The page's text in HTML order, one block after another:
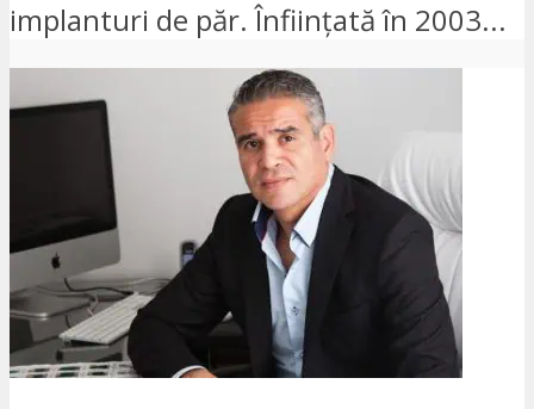
implanturi de păr. Înființată în 2003...